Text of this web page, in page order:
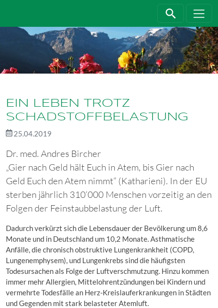
EIN LEBEN TROTZ
SCHADSTOFFBELASTUNG
25.04.2019
Dr. med. Andres Bircher
„Gier nach Geld hält Euch in Atem, bis Gier nach
Geld Euch den Atem nimmt“ (Katharieni). In der EU
sterben jährlich 310‘000 Menschen vorzeitig an den
Folgen der Feinstaubbelastung der Luft.
Dadurch verkürzt sich die Lebensdauer der Bevölkerung um 8,6
Monate und in Deutschland um 10,2 Monate. Asthmatische
Anfälle, die chronisch obstruktive Lungenkrankheit (COPD,
Lungenemphysem), und Lungenkrebs sind die häufigsten
Todesursachen als Folge der Luftverschmutzung. Hinzu kommen
immer mehr Allergien, Mittelohrentzündungen bei Kindern und
vermehrte Todesfälle an Herz-Kreislauferkrankungen in Städten
und Gegenden mit stark belasteter Atemluft.